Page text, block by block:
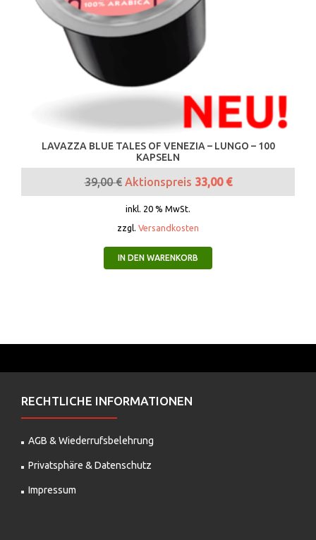
LAVAZZA BLUE TALES OF VENEZIA – LUNGO – 100
KAPSELN
39,00€ Aktionspreis 33,00 €
inkl. 20 % MwSt.
zzgl. Versandkosten
IN DEN WARENKORB
RECHTLICHE INFORMATIONEN
AGB & Wiederrufsbelehrung
Privatsphäre & Datenschutz
Impressum